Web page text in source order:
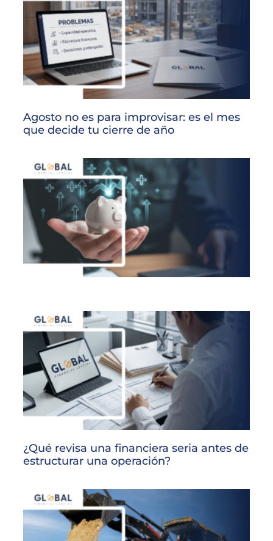
Agosto no es para improvisar: es el mes
que decide tu cierre de año
¿Qué revisa una financiera seria antes de
estructurar una operación?